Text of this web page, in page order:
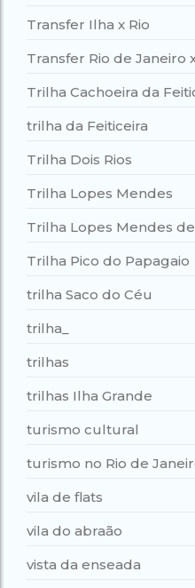
Transfer Ilha x Rio
Transfer Rio de Janeiro
Trilha Cachoeira da
trilha da Feiticeira
Trilha Dois Rios
Trilha Lopes Mendes
Trilha Lopes Mendes
Trilha Pico do Papagaio
trilha Saco do Céu
trilha_
trilhas
trilhas Ilha Grande
turismo cultural
turismo no Rio de
vila de flats
vila do abraão
vista da enseada